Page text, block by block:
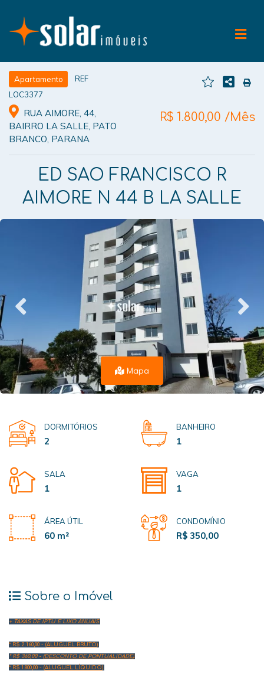
Apartamento
REF
LOC3377
RUA AIMORE, 44,
BAIRRO LA SALLE, PATO
BRANCO, PARANA
R$ 1.800,00 /Mês
ED SAO FRANCISCO R
AIMORE N 44 B LA SALLE
Mapa
DORMITÓRIOS
2
BANHEIRO
1
SALA
1
VAGA
1
ÁREA ÚTIL
60 m²
CONDOMÍNIO
R$ 350,00
Sobre o Imóvel
+ TAXAS DE IPTU E LIXO ANUAIS.
* R$ 2.160,00 - (ALUGUEL BRUTO).
* R$ 360,00 - (DESCONTO DE PONTUALIDADE).
* R$ 1.800,00 - (ALUGUEL LÍQUIDO).